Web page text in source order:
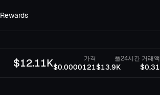
Rewards
$12.11K 가격
$0.0000121
풀
$13.9K
24시간 거래액
$0.31